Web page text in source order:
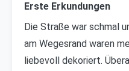
Erste Erkundungen
Die Straße war schmal
am Wegesrand waren
liebevoll dekoriert.